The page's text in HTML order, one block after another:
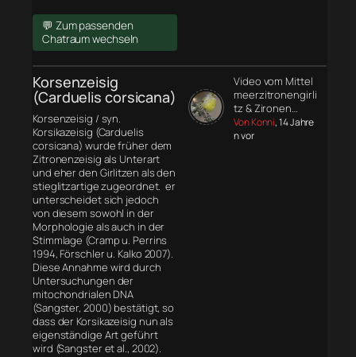
💬 Zum passenden
Chatraum wechseln
Korsenzeisig
(Carduelis corsicana)
Korsenzeisig / syn.
Korsikazeisig (Carduelis
corsicana) wurde früher dem
Zitronenzeisig als Unterart
und eher den Girlitzen als den
stieglitzartige zugeordnet. er
unterscheidet sich jedoch
von diesem sowohl in der
Morphologie als auch in der
Stimmlage (Cramp u. Perrins
1994, Förschler u. Kalko 2007).
Diese Annahme wird durch
Untersuchungen der
mitochondrialen DNA
(Sangster, 2000) bestätigt, so
dass der Korsikazeisig nun als
eigenständige Art geführt
wird (Sangster et al., 2002).
Video vom Mittel
meerzitronengirli
tz & Zironen…
Von Konni, 14 Jahre
n vor